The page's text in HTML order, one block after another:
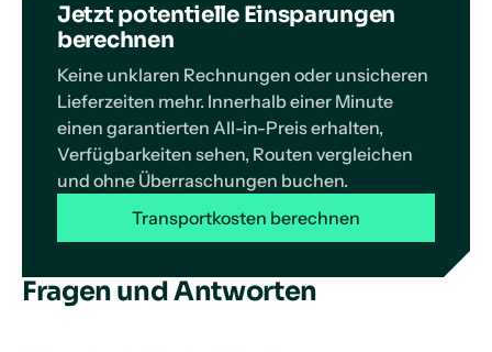
Jetzt potentielle Einsparungen
berechnen
Keine unklaren Rechnungen oder unsicheren
Lieferzeiten mehr. Innerhalb einer Minute
einen garantierten All-in-Preis erhalten,
Verfügbarkeiten sehen, Routen vergleichen
und ohne Überraschungen buchen.
Transportkosten berechnen
Fragen und Antworten